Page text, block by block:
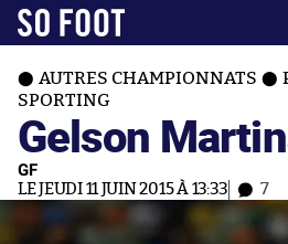
AUTRES CHAMPIONNATS
SPORTING
Gelson
GF
LE JEUDI 11 JUIN 2015 À 13:33 7